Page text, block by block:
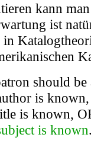
kann
ist
in
should
is
is known,
is known